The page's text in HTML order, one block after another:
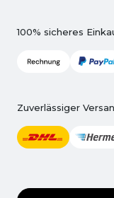
100% sicheres
Zuverlässiger